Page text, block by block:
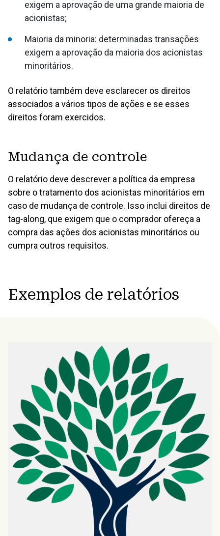
exigem a aprovação de uma grande maioria de
acionistas;
Maioria da minoria: determinadas transações
exigem a aprovação da maioria dos acionistas
minoritários.
O relatório também deve esclarecer os direitos
associados a vários tipos de ações e se esses
direitos foram exercidos.
Mudança de controle
O relatório deve descrever a política da empresa
sobre o tratamento dos acionistas minoritários em
caso de mudança de controle. Isso inclui direitos de
tag-along, que exigem que o comprador ofereça a
compra das ações dos acionistas minoritários ou
cumpra outros requisitos.
Exemplos de relatórios